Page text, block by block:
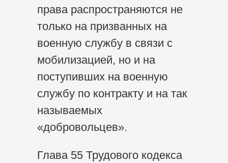
права распространяются не
только на призванных на
военную службу в связи с
мобилизацией, но и на
поступивших на военную
службу по контракту и на так
называемых
«добровольцев».
Глава 55 Трудового кодекса